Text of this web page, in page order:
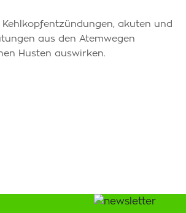
akuten und
aus den Atemwegen
Husten auswirken.